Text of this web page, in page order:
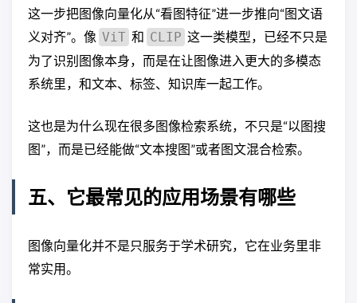
这一步把图像向量化从“看图特征”进一步推向“图文语
义对齐”。像 ViT 和 CLIP 这一类模型，已经不只是
为了识别图像本身，而是在让图像进入更大的多模态
系统里，和文本、标签、知识库一起工作。
这也是为什么现在很多图像检索系统，不只是“以图搜
图”，而是已经能做“文本搜图”或者图文混合检索。
五、它最常见的应用场景有哪些
图像向量化并不是只服务于学术研究，它在业务里非
常实用。